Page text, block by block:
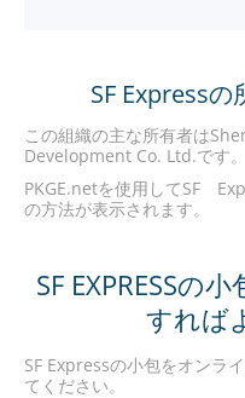
SF Expressの
この組織の主な所有者は
Development Co. Ltd.です。
PKGE.netを使用してSF
の方法が表示されます。
SF EXPRESSの
すれば
SF Expressの小包をオンラ
てください。